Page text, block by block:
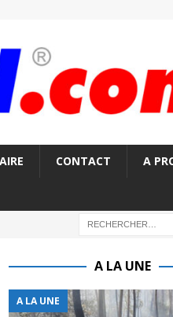
CONTACT A
A LA UNE
A LA UNE